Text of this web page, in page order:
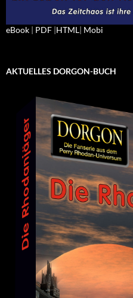
eBook | PDF |HTML| Mobi
AKTUELLES DORGON-BUCH